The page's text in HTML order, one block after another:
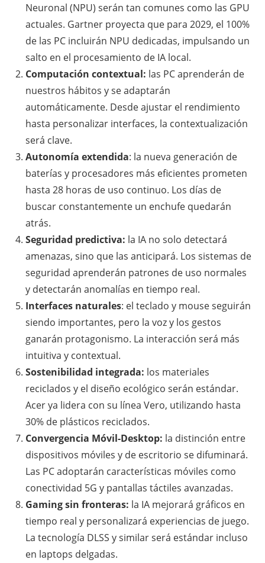
Neuronal (NPU) serán tan comunes como las GPU
actuales. Gartner proyecta que para 2029, el 100%
de las PC incluirán NPU dedicadas, impulsando un
salto en el procesamiento de IA local.
Computación contextual: las PC aprenderán de
nuestros hábitos y se adaptarán
automáticamente. Desde ajustar el rendimiento
hasta personalizar interfaces, la contextualización
será clave.
Autonomía extendida: la nueva generación de
baterías y procesadores más eficientes prometen
hasta 28 horas de uso continuo. Los días de
buscar constantemente un enchufe quedarán
atrás.
Seguridad predictiva: la IA no solo detectará
amenazas, sino que las anticipará. Los sistemas de
seguridad aprenderán patrones de uso normales
y detectarán anomalías en tiempo real.
Interfaces naturales: el teclado y mouse seguirán
siendo importantes, pero la voz y los gestos
ganarán protagonismo. La interacción será más
intuitiva y contextual.
Sostenibilidad integrada: los materiales
reciclados y el diseño ecológico serán estándar.
Acer ya lidera con su línea Vero, utilizando hasta
30% de plásticos reciclados.
Convergencia Móvil-Desktop: la distinción entre
dispositivos móviles y de escritorio se difuminará.
Las PC adoptarán características móviles como
conectividad 5G y pantallas táctiles avanzadas.
Gaming sin fronteras: la IA mejorará gráficos en
tiempo real y personalizará experiencias de juego.
La tecnología DLSS y similar será estándar incluso
en laptops delgadas.